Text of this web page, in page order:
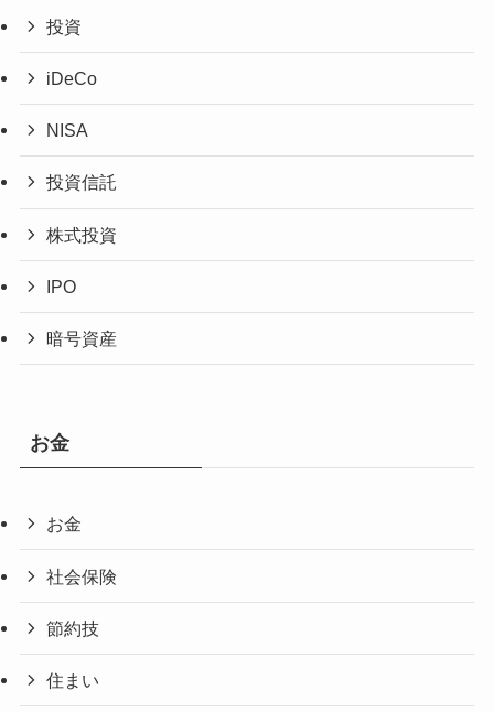
投資
iDeCo
NISA
投資信託
株式投資
IPO
暗号資産
お金
お金
社会保険
節約技
住まい